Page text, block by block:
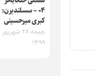
۰۴ – سسلندیرن:
کبری میرحسینی
جمعه ۲۸ شهریور
۱۳۹۹